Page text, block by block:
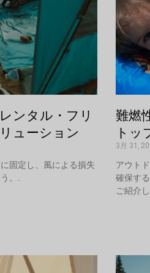
ンタル・フリ
ューション
固定し、風による損失
。.
難燃
トッ
3月 31,
アウト
確保す
ご紹介し